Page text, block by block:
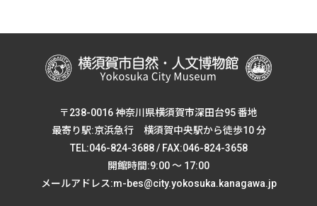
〒238-0016 神奈川県横須賀市深田台95 番地
最寄り駅:京浜急行 横須賀中央駅から徒歩10 分
TEL:046-824-3688 / FAX:046-824-3658
開館時間:9:00 ～ 17:00
メールアドレス:m-bes@city.yokosuka.kanagawa.jp